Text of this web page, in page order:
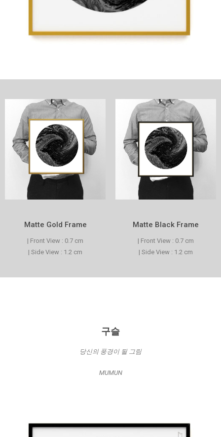
Matte Gold Frame
| Front View : 0.7 cm
| Side View : 1.2 cm
Matte Black Frame
| Front View : 0.7 cm
| Side View : 1.2 cm
구슬
당신의 풍경이 될 그림
MUMUN